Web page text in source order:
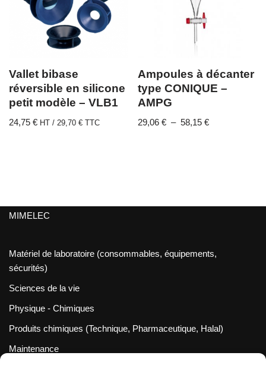
Vallet bibase
réversible en silicone
petit modèle – VLB1
24,75 € HT / 29,70 € TTC
Ampoules à décanter
type CONIQUE –
AMPG
29,06€ – 58,15€
MIMELEC
Matériel de laboratoire (consommables, équipements,
sécurités)
Sciences de la vie
Physique - Chimiques
Produits chimiques (Technique, Pharmaceutique, Halal)
Maintenance